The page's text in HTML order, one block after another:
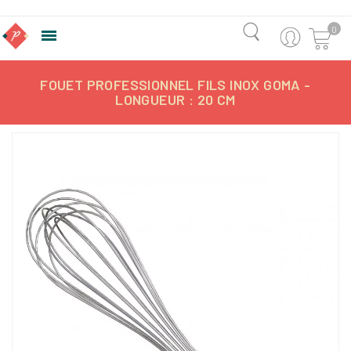
 0
FOUET PROFESSIONNEL FILS INOX GOMA -
LONGUEUR : 20 CM